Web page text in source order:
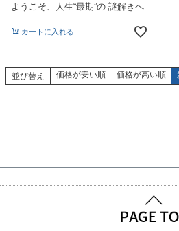
ようこそ、人生“最期”の 謎解きへ
カートに入れる
並び替え 価格が安い順 価格が高い順